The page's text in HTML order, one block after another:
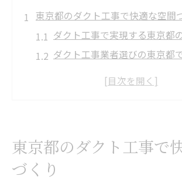
東京都のダクト工事で快適な空間
ダクト工事で実現する東京都
ダクト工事業者選びの東京都
ダクト工事とは何か東京都で
ダクト工事の基礎知識と設備
設備選定で差がつくダクト工
東京都のダクト工事で
づくり